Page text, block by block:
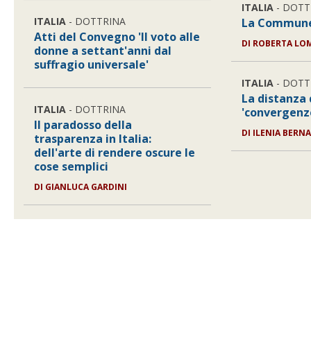
ITALIA - DOTTRINA
Atti del Convegno 'Il voto alle
donne a settant'anni dal
suffragio universale'
ITALIA - DOTTRINA
Il paradosso della
trasparenza in Italia:
dell'arte di rendere oscure le
cose semplici
DI GIANLUCA GARDINI
ITALIA -
La
DI ROBERTA
ITALIA -
La distanza
DI ILENIA